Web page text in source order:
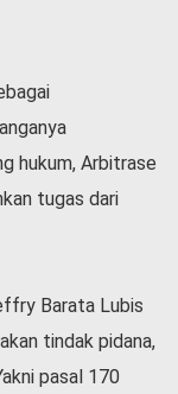
hukum, Arbitrase
tugas dari
Barata Lubis
tindak pidana,
pasal 170